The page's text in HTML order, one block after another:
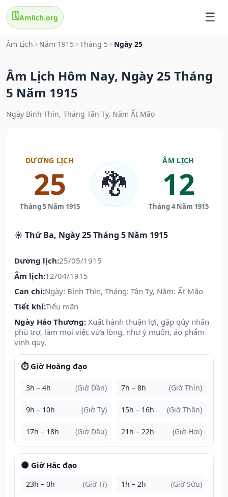
🗓️Amlich.org
Âm Lịch > Năm 1915 >Tháng 5 > Ngày 25
Âm Lịch Hôm Nay, Ngày 25 Tháng
5 Năm 1915
Ngày Bính Thìn, Tháng Tân Tỵ, Năm Ất Mão
DƯƠNG LỊCH
25
Tháng 5 Năm 1915
🐉
ÂM LỊCH
12
Tháng 4 Năm 1915
☀️ Thứ Ba, Ngày 25 Tháng 5 Năm 1915
Dương lịch:25/05/1915
Âm lịch:12/04/1915
Can chi:Ngày: Bính Thìn, Tháng: Tân Tỵ, Năm: Ất Mão
Tiết khí:Tiểu mãn
Ngày Hảo Thương: Xuất hành thuận lợi, gặp qúy nhân
phù trợ, làm mọi việc vừa lòng, như ý muốn, áo phẩm
vinh quy.
⏱️ Giờ Hoàng đạo
3h – 4h (Giờ Dần) 7h – 8h (Giờ Thìn)
9h – 10h (Giờ Tỵ) 15h – 16h (Giờ Thân)
17h – 18h (Giờ Dậu) 21h – 22h (Giờ Hợi)
🌑 Giờ Hắc đạo
23h – 0h (Giờ Tí) 1h – 2h (Giờ Sửu)